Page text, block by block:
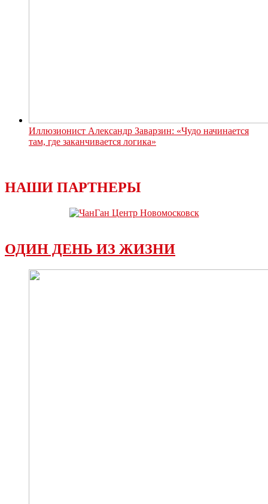
Иллюзионист Александр Заварзин: «Чудо начинается
там, где заканчивается логика»
НАШИ ПАРТНЕРЫ
ОДИН ДЕНЬ ИЗ ЖИЗНИ